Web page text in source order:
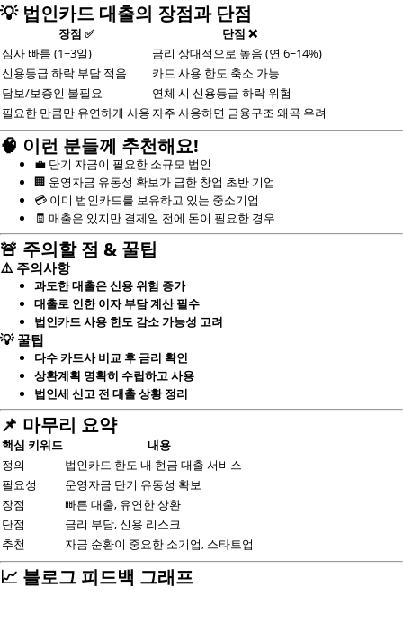
💡 법인카드 대출의 장점과 단점
장점 ✅
단점 ❌
심사 빠름 (1~3일)
금리 상대적으로 높음 (연 6~14%)
신용등급 하락 부담 적음
카드 사용 한도 축소 가능
담보/보증인 불필요
연체 시 신용등급 하락 위험
필요한 만큼만 유연하게 사용자주 사용하면 금융구조 왜곡 우려
🧠 이런 분들께 추천해요!
💼 단기 자금이 필요한 소규모 법인
🏢 운영자금 유동성 확보가 급한 창업 초반 기업
💳 이미 법인카드를 보유하고 있는 중소기업
🧾 매출은 있지만 결제일 전에 돈이 필요한 경우
🚨 주의할 점 & 꿀팁
⚠️ 주의사항
과도한 대출은 신용 위험 증가
대출로 인한 이자 부담 계산 필수
법인카드 사용 한도 감소 가능성 고려
💡 꿀팁
다수 카드사 비교 후 금리 확인
상환계획 명확히 수립하고 사용
법인세 신고 전 대출 상황 정리
📌 마무리 요약
핵심 키워드
내용
정의
법인카드 한도 내 현금 대출 서비스
필요성
운영자금 단기 유동성 확보
장점
빠른 대출, 유연한 상환
단점
금리 부담, 신용 리스크
추천
자금 순환이 중요한 소기업, 스타트업
📈 블로그 피드백 그래프